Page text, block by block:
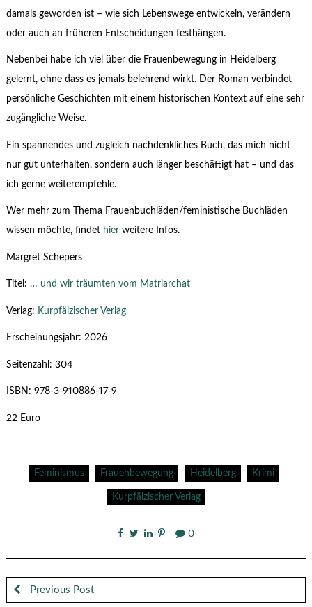
damals geworden ist – wie sich Lebenswege entwickeln, verändern
oder auch an früheren Entscheidungen festhängen.
Nebenbei habe ich viel über die Frauenbewegung in Heidelberg
gelernt, ohne dass es jemals belehrend wirkt. Der Roman verbindet
persönliche Geschichten mit einem historischen Kontext auf eine sehr
zugängliche Weise.
Ein spannendes und zugleich nachdenkliches Buch, das mich nicht
nur gut unterhalten, sondern auch länger beschäftigt hat – und das
ich gerne weiterempfehle.
Wer mehr zum Thema Frauenbuchläden/feministische Buchläden
wissen möchte, findet hierweitere Infos.
Margret Schepers
Titel: … und wir träumten vom Matriarchat
Verlag: Kurpfälzischer Verlag
Erscheinungsjahr: 2026
Seitenzahl: 304
ISBN: 978-3-910886-17-9
22 Euro
Feminismus Frauenbewegung Heidelberg Krimi
Kurpfälzischer Verlag
0
Previous Post